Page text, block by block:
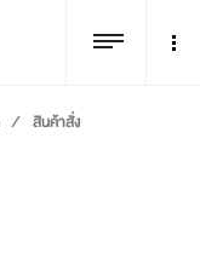
/
สินค้าสั่ง